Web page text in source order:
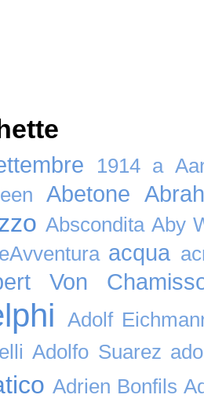
1914 a
Abetone
Abscondita Aby
acqua
Von
Adolf
Adolfo Suarez
Adrien Bonfils